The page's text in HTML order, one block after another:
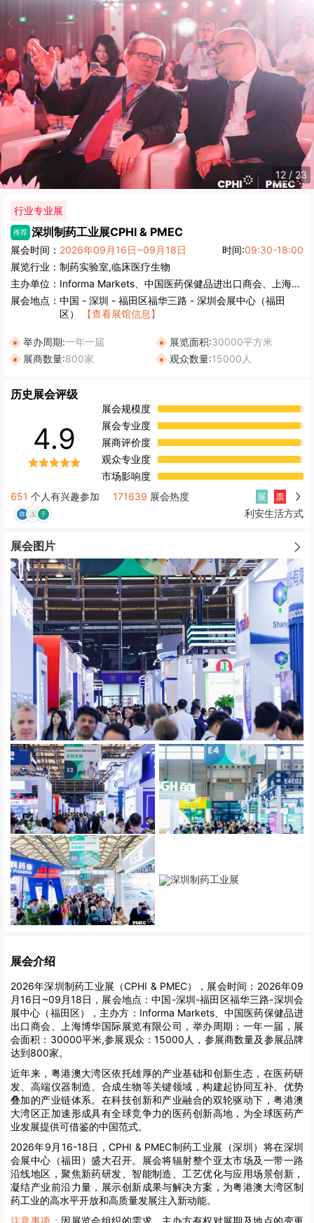
12 / 23
行业专业展
推荐 深圳制药工业展CPHI & PMEC
展会时间： 2026年09月16日~09月18日 时间:09:30-18:00
展览行业： 制药实验室,临床医疗生物
主办单位： Informa Markets、中国医药保健品进出口商会、上海博华国际展览有限公司
展会地点： 中国 - 深圳 - 福田区福华三路 - 深圳会展中心（福田
区）
【查看展馆信息】
举办周期:一年一届 展览面积:30000平方米
展商数量:800家 观众数量:15000人
历史展会评级
4.9
展会规模度
展会专业度
展商评价度
观众专业度
市场影响度
651 个人有兴趣参加 171639 展会热度 展 票
利安生活方式
展会图片
展会介绍
2026年深圳制药工业展（CPHI & PMEC），展会时间：2026年09
月16日~09月18日，展会地点：中国-深圳-福田区福华三路-深圳会
展中心（福田区），主办方：Informa Markets、中国医药保健品进
出口商会、上海博华国际展览有限公司，举办周期：一年一届，展
会面积：30000平米,参展观众：15000人，参展商数量及参展品牌
达到800家。
近年来，粤港澳大湾区依托雄厚的产业基础和创新生态，在医药研
发、高端仪器制造、合成生物等关键领域，构建起协同互补、优势
叠加的产业链体系。在科技创新和产业融合的双轮驱动下，粤港澳
大湾区正加速形成具有全球竞争力的医药创新高地，为全球医药产
业发展提供可借鉴的中国范式。
2026年9月16-18日，CPHI & PMEC制药工业展（深圳）将在深圳
会展中心（福田）盛大召开。展会将辐射整个亚太市场及一带一路
沿线地区，聚焦新药研发、智能制造、工艺优化与应用场景创新，
凝结产业前沿力量，展示创新成果与解决方案，为粤港澳大湾区制
药工业的高水平开放和高质量发展注入新动能。
注意事项： 因展览会组织的需求，主办方有权对展期及地点的变更